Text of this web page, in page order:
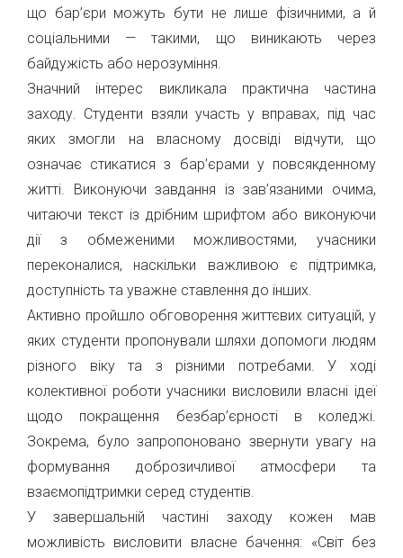
що бар’єри можуть бути не лише фізичними, а й
соціальними — такими, що виникають через
байдужість або нерозуміння.
Значний інтерес викликала практична частина
заходу. Студенти взяли участь у вправах, під час
яких змогли на власному досвіді відчути, що
означає стикатися з бар’єрами у повсякденному
житті. Виконуючи завдання із зав’язаними очима,
читаючи текст із дрібним шрифтом або виконуючи
дії з обмеженими можливостями, учасники
переконалися, наскільки важливою є підтримка,
доступність та уважне ставлення до інших.
Активно пройшло обговорення життєвих ситуацій, у
яких студенти пропонували шляхи допомоги людям
різного віку та з різними потребами. У ході
колективної роботи учасники висловили власні ідеї
щодо покращення безбар’єрності в коледжі.
Зокрема, було запропоновано звернути увагу на
формування доброзичливої атмосфери та
взаємопідтримки серед студентів.
У завершальній частині заходу кожен мав
можливість висловити власне бачення: «Світ без